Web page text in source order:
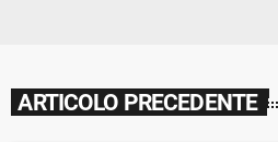
ARTICOLO PRECEDENTE